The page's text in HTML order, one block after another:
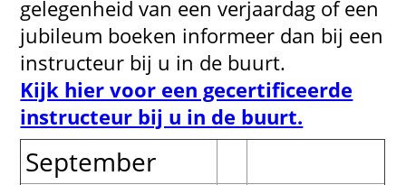
gelegenheid van een verjaardag of een
jubileum boeken informeer dan bij een
instructeur bij u in de buurt.
Kijk hier voor een gecertificeerde
instructeur bij u in de buurt.
September